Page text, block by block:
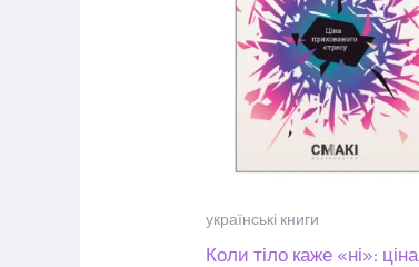
українські книги
Коли тіло каже «ні»: ціна